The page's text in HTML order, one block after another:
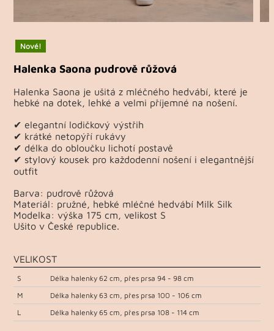
Nové!
Halenka Saona pudrově růžová
Halenka Saona je ušitá z mléčného hedvábí, které je
hebké na dotek, lehké a velmi příjemné na nošení.
✔ elegantní lodičkový výstřih
✔ krátké netopýří rukávy
✔ délka do obloučku lichotí postavě
✔ stylový kousek pro každodenní nošení i elegantnější
outfit
Barva: pudrově růžová
Materiál: pružné, hebké mléčné hedvábí Milk Silk
Modelka: výška 175 cm, velikost S
Ušito v České republice.
VELIKOST
S
Délka halenky 62 cm, přes prsa 94 - 98 cm
M
Délka halenky 63 cm, přes prsa 100 - 106 cm
L
Délka halenky 65 cm, přes prsa 108 - 114 cm